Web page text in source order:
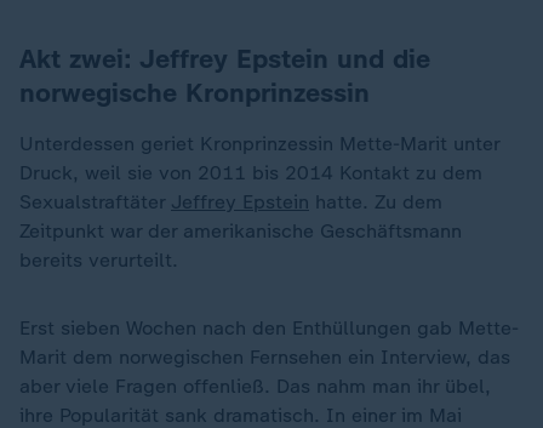
Akt zwei: Jeffrey Epstein und die
norwegische Kronprinzessin
Unterdessen geriet Kronprinzessin Mette-Marit unter
Druck, weil sie von 2011 bis 2014 Kontakt zu dem
Sexualstraftäter Jeffrey Epstein hatte. Zu dem
Zeitpunkt war der amerikanische Geschäftsmann
bereits verurteilt.
Erst sieben Wochen nach den Enthüllungen gab Mette-
Marit dem norwegischen Fernsehen ein Interview, das
aber viele Fragen offenließ. Das nahm man ihr übel,
ihre Popularität sank dramatisch. In einer im Mai